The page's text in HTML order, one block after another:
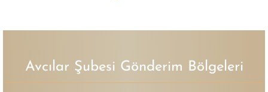
Avcılar Şubesi Gönderim Bölgeleri